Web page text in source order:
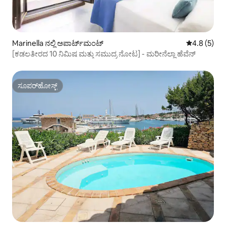
Marinella ನಲ್ಲಿ ಅಪಾರ್ಟ್‌ಮಂಟ್ 5 ರಲ್ಲಿ 4.8
4.8 (5)
[ಕಡಲತೀರದ 10 ನಿಮಿಷ ಮತ್ತು ಸಮುದ್ರ ನೋಟ] - ಮರೀನೆಲ್ಲಾ ಹೆವೆನ್
ಸೂಪರ್‌ಹೋಸ್ಟ್
ಸೂಪರ್‌ಹೋಸ್ಟ್